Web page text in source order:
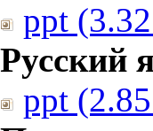
ppt
Русский
ppt